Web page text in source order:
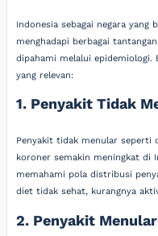
Indonesia sebagai negara yang
menghadapi berbagai
dipahami melalui epidemiologi.
yang relevan:
1. Penyakit Tidak
Penyakit tidak menular seperti
koroner semakin meningkat di
memahami pola distribusi
diet tidak sehat, kurangnya
2. Penyakit Menular